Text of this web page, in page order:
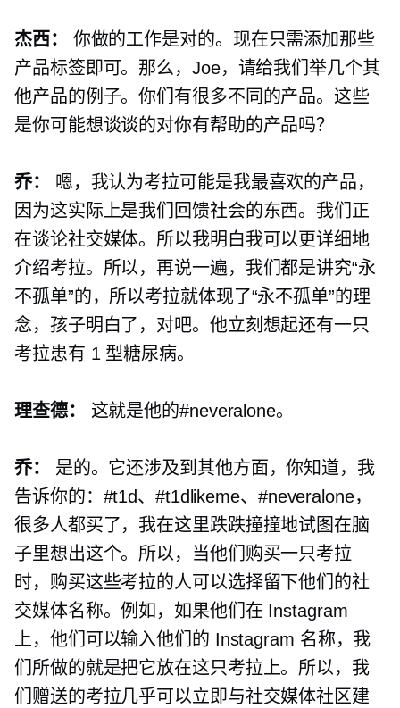
杰西：
你做的工作是对的。现在只需添加那些
产品标签即可。那么，Joe，请给我们举几个其
他产品的例子。你们有很多不同的产品。这些
是你可能想谈谈的对你有帮助的产品吗？
乔：
嗯，我认为考拉可能是我最喜欢的产品，
因为这实际上是我们回馈社会的东西。我们正
在谈论社交媒体。所以我明白我可以更详细地
介绍考拉。所以，再说一遍，我们都是讲究“永
不孤单”的，所以考拉就体现了“永不孤单”的理
念，孩子明白了，对吧。他立刻想起还有一只
考拉患有 1 型糖尿病。
理查德： 这就是他的#neveralone。
乔：
是的。它还涉及到其他方面，你知道，我
告诉你的：#t1d、#t1dlikeme、#neveralone，
很多人都买了，我在这里跌跌撞撞地试图在脑
子里想出这个。所以，当他们购买一只考拉
时，购买这些考拉的人可以选择留下他们的社
交媒体名称。例如，如果他们在 Instagram
上，他们可以输入他们的 Instagram 名称，我
们所做的就是把它放在这只考拉上。所以，我
们赠送的考拉几乎可以立即与社交媒体社区建